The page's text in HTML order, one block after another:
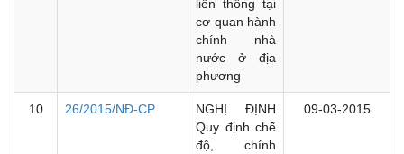
liên thông tại
cơ quan hành
chính nhà
nước ở địa
phương
10 26/2015/NĐ-CP
NGHỊ ĐỊNH
Quy định chế
độ, chính
09-03-2015